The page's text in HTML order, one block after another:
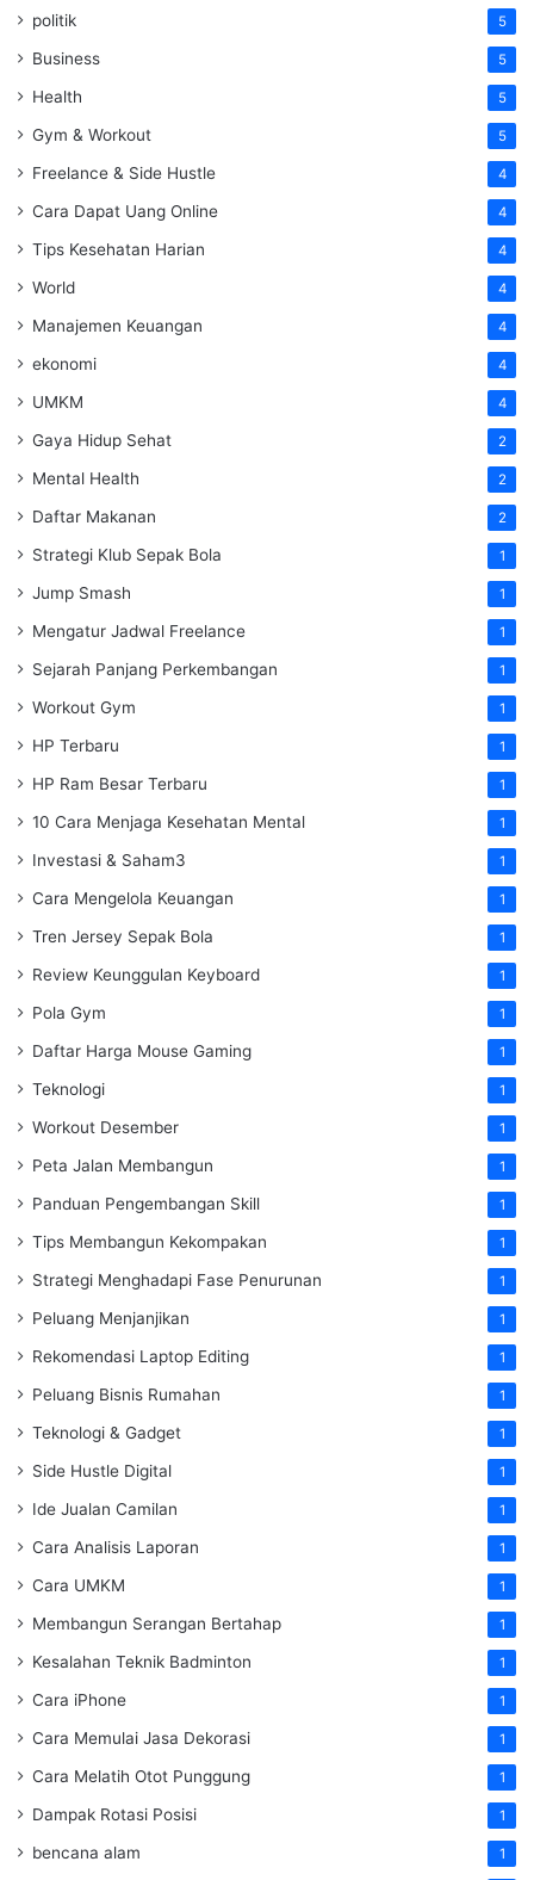
politik 5
Business 5
Health 5
Gym & Workout 5
Freelance & Side Hustle 4
Cara Dapat Uang Online 4
Tips Kesehatan Harian 4
World 4
Manajemen Keuangan 4
ekonomi 4
UMKM 4
Gaya Hidup Sehat 2
Mental Health 2
Daftar Makanan 2
Strategi Klub Sepak Bola 1
Jump Smash 1
Mengatur Jadwal Freelance 1
Sejarah Panjang Perkembangan 1
Workout Gym 1
HP Terbaru 1
HP Ram Besar Terbaru 1
10 Cara Menjaga Kesehatan Mental 1
Investasi & Saham3 1
Cara Mengelola Keuangan 1
Tren Jersey Sepak Bola 1
Review Keunggulan Keyboard 1
Pola Gym 1
Daftar Harga Mouse Gaming 1
Teknologi 1
Workout Desember 1
Peta Jalan Membangun 1
Panduan Pengembangan Skill 1
Tips Membangun Kekompakan 1
Strategi Menghadapi Fase Penurunan 1
Peluang Menjanjikan 1
Rekomendasi Laptop Editing 1
Peluang Bisnis Rumahan 1
Teknologi & Gadget 1
Side Hustle Digital 1
Ide Jualan Camilan 1
Cara Analisis Laporan 1
Cara UMKM 1
Membangun Serangan Bertahap 1
Kesalahan Teknik Badminton 1
Cara iPhone 1
Cara Memulai Jasa Dekorasi 1
Cara Melatih Otot Punggung 1
Dampak Rotasi Posisi 1
bencana alam 1